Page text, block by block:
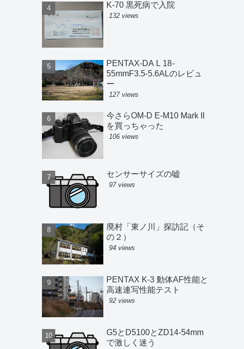
K-70 黒死病で入院
132 views
PENTAX-DA L 18-
55mmF3.5-5.6ALのレビュ
ー
127 views
今さらOM-D E-M10 Mark II
を買っちゃった
106 views
センサーサイズの嘘
97 views
廃村「東ノ川」探訪記（そ
の２）
94 views
PENTAX K-3 動体AF性能と
高速連写性能テスト
92 views
G5とD5100とZD14-54mm
で激しく迷う